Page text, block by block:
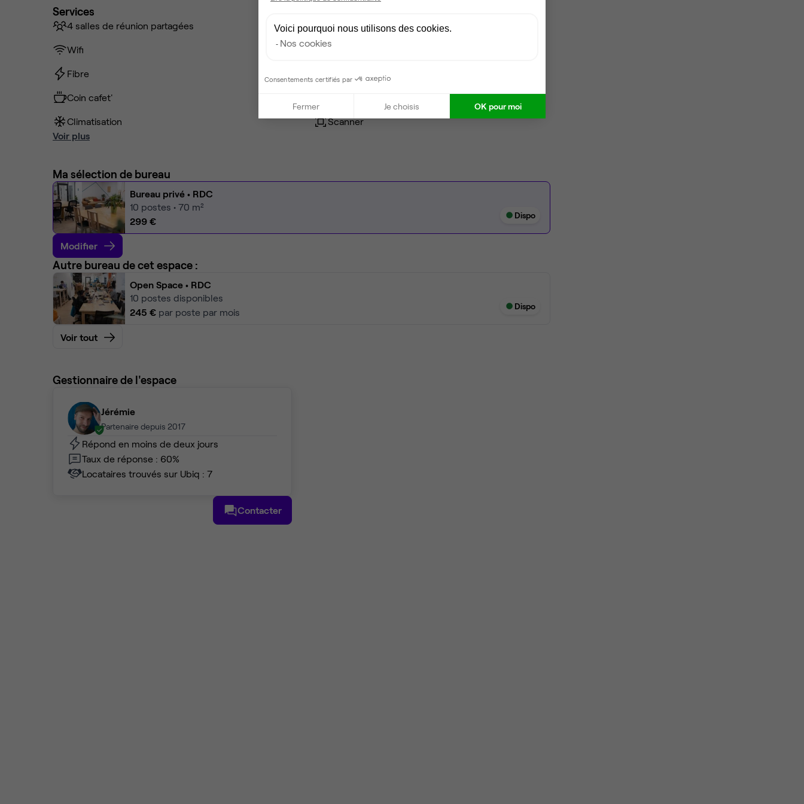
Services
4 salles de réunion partagées
Wifi
Fibre
Coin cafet'
Climatisation
Espace détente
Ménage
Tables / chaises
Scanner
Voir plus
Ma sélection de bureau
Bureau privé • RDC
10 postes • 70 m²
299 €
Dispo
Modifier
Autre bureau de cet espace :
Open Space • RDC
10 postes disponibles
245 € par poste par mois
Dispo
Voir tout
Gestionnaire de l'espace
Jérémie
Partenaire depuis 2017
Répond en moins de deux jours
Taux de réponse : 60%
Locataires trouvés sur Ubiq : 7
Contacter
Voici pourquoi nous utilisons des cookies.
Nos cookies
Consentements certifiés par
Fermer Je choisis OK pour moi